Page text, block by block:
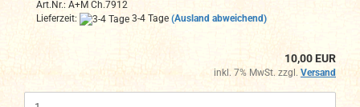
Art.Nr.: A+M Ch.7912
Lieferzeit:
3-4 Tage (Ausland abweichend)
10,00 EUR
inkl. 7% MwSt. zzgl. Versand